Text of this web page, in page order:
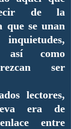
de la
que se unan
así como
ser
lectores,
era de
entre